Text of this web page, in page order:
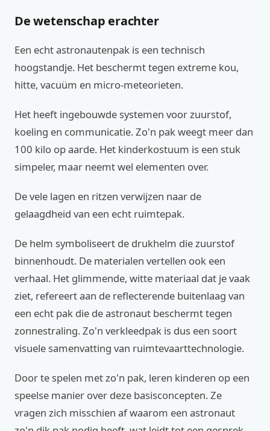
De wetenschap erachter
Een echt astronautenpak is een technisch
hoogstandje. Het beschermt tegen extreme kou,
hitte, vacuüm en micro-meteorieten.
Het heeft ingebouwde systemen voor zuurstof,
koeling en communicatie. Zo'n pak weegt meer dan
100 kilo op aarde. Het kinderkostuum is een stuk
simpeler, maar neemt wel elementen over.
De vele lagen en ritzen verwijzen naar de
gelaagdheid van een echt ruimtepak.
De helm symboliseert de drukhelm die zuurstof
binnenhoudt. De materialen vertellen ook een
verhaal. Het glimmende, witte materiaal dat je vaak
ziet, refereert aan de reflecterende buitenlaag van
een echt pak die de astronaut beschermt tegen
zonnestraling. Zo'n verkleedpak is dus een soort
visuele samenvatting van ruimtevaarttechnologie.
Door te spelen met zo'n pak, leren kinderen op een
speelse manier over deze basisconcepten. Ze
vragen zich misschien af waarom een astronaut